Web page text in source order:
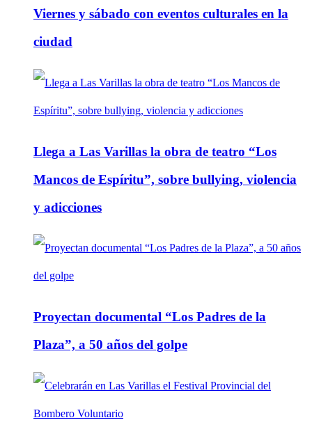
Viernes y sábado con eventos culturales en la
ciudad
Llega a Las Varillas la obra de teatro “Los
Mancos de Espíritu”, sobre bullying, violencia
y adicciones
Proyectan documental “Los Padres de la
Plaza”, a 50 años del golpe